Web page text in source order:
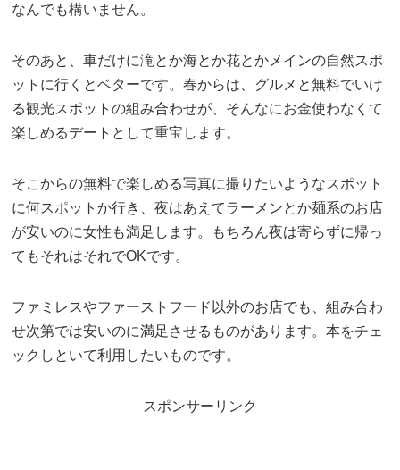
なんでも構いません。
そのあと、車だけに滝とか海とか花とかメインの自然スポ
ットに行くとベターです。春からは、グルメと無料でいけ
る観光スポットの組み合わせが、そんなにお金使わなくて
楽しめるデートとして重宝します。
そこからの無料で楽しめる写真に撮りたいようなスポット
に何スポットか行き、夜はあえてラーメンとか麺系のお店
が安いのに女性も満足します。もちろん夜は寄らずに帰っ
てもそれはそれでOKです。
ファミレスやファーストフード以外のお店でも、組み合わ
せ次第では安いのに満足させるものがあります。本をチェ
ックしといて利用したいものです。
スポンサーリンク